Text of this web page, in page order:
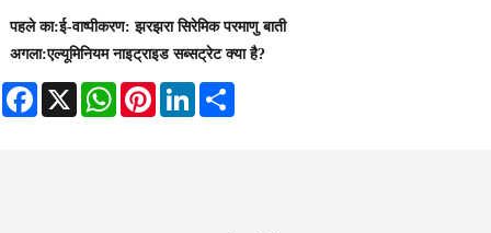
पहले का:ई-वाष्पीकरण: झरझरा सिरेमिक परमाणु बाती
अगला:एल्यूमिनियम नाइट्राइड सब्सट्रेट क्या है?
Facebook
X WhatsAppPinterestLinkedIn